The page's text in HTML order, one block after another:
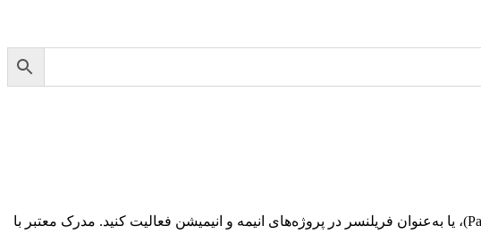
با تسلط بر انیمیشن‌سازی با Grease Pencil، شما می‌توانید در استودیوهای انیمیشن، پلتفرم‌های دیجیتال (مانند YouTube یا Patreon)، یا به‌عنوان فریلنسر در پروژه‌های انیمه و انیمیشن فعالیت کنید. مدرک معتبر با